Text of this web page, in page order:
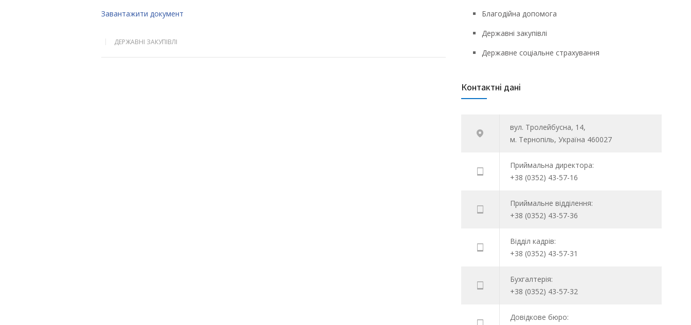
Завантажити документ
ДЕРЖАВНІ ЗАКУПІВЛІ
Благодійна допомога
Державні закупівлі
Державне соціальне страхування
Контактні дані
вул. Тролейбусна, 14,
м. Тернопіль, Україна 460027
Приймальна директора:
+38 (0352) 43-57-16
Приймальне відділення:
+38 (0352) 43-57-36
Відділ кадрів:
+38 (0352) 43-57-31
Бухгалтерія:
+38 (0352) 43-57-32
Довідкове бюро: